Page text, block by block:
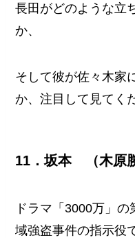
長田がどのような立
か、
そして彼が佐々木家
か、注目して見てく
11．坂本 （木原
ドラマ「3000万」
域強盗事件の指示役